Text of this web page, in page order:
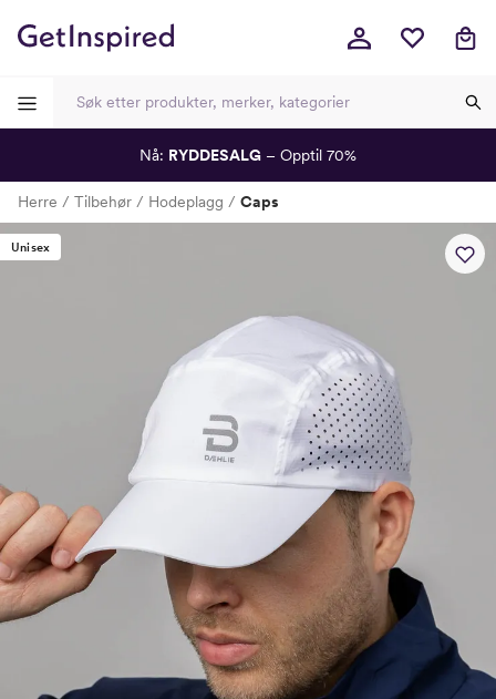
Lagt i kurven, utmerket valg! Til kassen
Herre Tilbehør Hodeplagg Caps
Unisex
Nå: RYDDESALG – Opptil 70%
-
-
-
-